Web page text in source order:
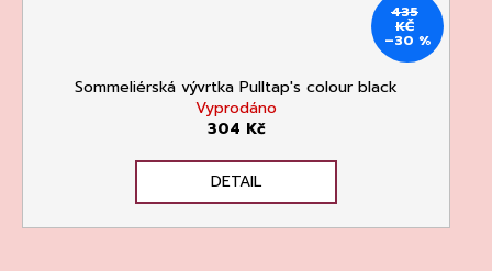
435
KČ
–30 %
Sommeliérská vývrtka Pulltap's colour black
Vyprodáno
304 Kč
DETAIL